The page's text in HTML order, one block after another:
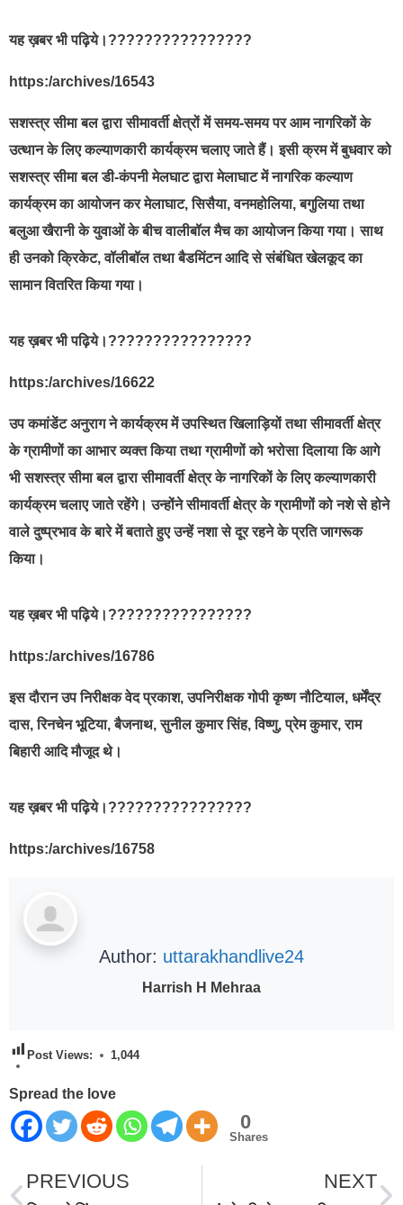
यह ख़बर भी पढ़िये।????????????????
https:/archives/16543
सशस्त्र सीमा बल द्वारा सीमावर्ती क्षेत्रों में समय-समय पर आम नागरिकों के
उत्थान के लिए कल्याणकारी कार्यक्रम चलाए जाते हैं। इसी क्रम में बुधवार को
सशस्त्र सीमा बल डी-कंपनी मेलघाट द्वारा मेलाघाट में नागरिक कल्याण
कार्यक्रम का आयोजन कर मेलाघाट, सिसैया, वनमहोलिया, बगुलिया तथा
बलुआ खैरानी के युवाओं के बीच वालीबॉल मैच का आयोजन किया गया। साथ
ही उनको क्रिकेट, वॉलीबॉल तथा बैडमिंटन आदि से संबंधित खेलकूद का
सामान वितरित किया गया।
यह ख़बर भी पढ़िये।????????????????
https:/archives/16622
उप कमांडेंट अनुराग ने कार्यक्रम में उपस्थित खिलाड़ियों तथा सीमावर्ती क्षेत्र
के ग्रामीणों का आभार व्यक्त किया तथा ग्रामीणों को भरोसा दिलाया कि आगे
भी सशस्त्र सीमा बल द्वारा सीमावर्ती क्षेत्र के नागरिकों के लिए कल्याणकारी
कार्यक्रम चलाए जाते रहेंगे। उन्होंने सीमावर्ती क्षेत्र के ग्रामीणों को नशे से होने
वाले दुष्प्रभाव के बारे में बताते हुए उन्हें नशा से दूर रहने के प्रति जागरूक
किया।
यह ख़बर भी पढ़िये।????????????????
https:/archives/16786
इस दौरान उप निरीक्षक वेद प्रकाश, उपनिरीक्षक गोपी कृष्ण नौटियाल, धर्मेंद्र
दास, रिनचेन भूटिया, बैजनाथ, सुनील कुमार सिंह, विष्णु, प्रेम कुमार, राम
बिहारी आदि मौजूद थे।
यह ख़बर भी पढ़िये।????????????????
https:/archives/16758
Author: uttarakhandlive24
Harrish H Mehraa
Post Views: 1,044
Spread the love
0
Shares
PREVIOUS
NEXT